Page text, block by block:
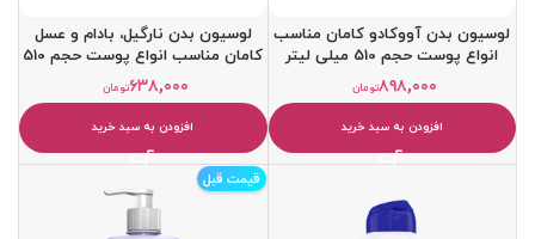
لوسیون بدن آووکادو کامان مناسب
انواع پوست حجم 510 میلی لیتر
تومان۸۹۸,۰۰۰
افزودن به سبد خرید
لوسیون بدن نارگیل، بادام و عسل
کامان مناسب انواع پوست حجم 510
میلی لیترتومان۶۳۸,۰۰۰
افزودن به سبد خرید
قیمت قبل